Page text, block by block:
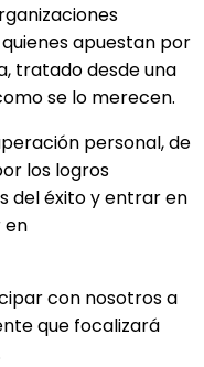
apuestan por
tratado desde una
se lo merecen.
personal, de
los logros
del éxito y entrar en
en
con nosotros a
que focalizará